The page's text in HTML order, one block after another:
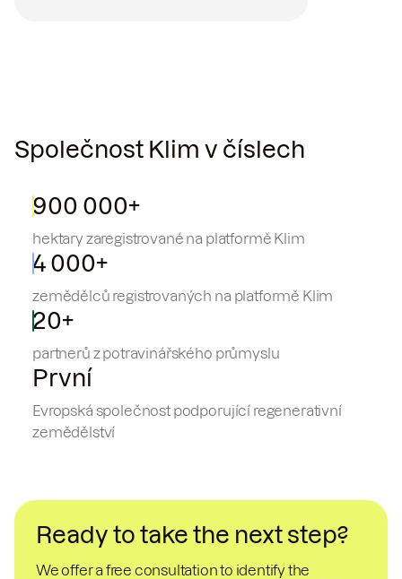
Společnost Klim v číslech
900 000+
hektary zaregistrované na platformě Klim
4 000+
zemědělců registrovaných na platformě Klim
20+
partnerů z potravinářského průmyslu
První
Evropská společnost podporující regenerativní
zemědělství
Ready to take the next step?
We offer a free consultation to identify the